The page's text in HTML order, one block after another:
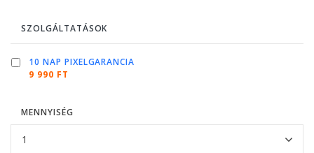
SZOLGÁLTATÁSOK
10 NAP PIXELGARANCIA
9 990 FT
MENNYISÉG